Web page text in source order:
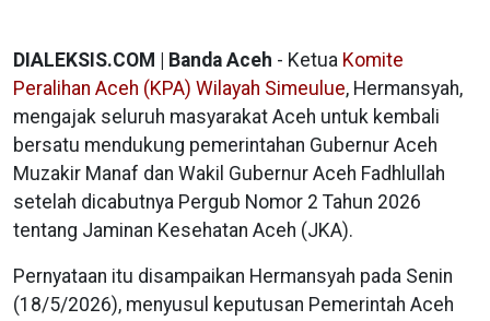
DIALEKSIS.COM | Banda Aceh - Ketua Komite
Peralihan Aceh (KPA) Wilayah Simeulue, Hermansyah,
mengajak seluruh masyarakat Aceh untuk kembali
bersatu mendukung pemerintahan Gubernur Aceh
Muzakir Manaf dan Wakil Gubernur Aceh Fadhlullah
setelah dicabutnya Pergub Nomor 2 Tahun 2026
tentang Jaminan Kesehatan Aceh (JKA).
Pernyataan itu disampaikan Hermansyah pada Senin
(18/5/2026), menyusul keputusan Pemerintah Aceh